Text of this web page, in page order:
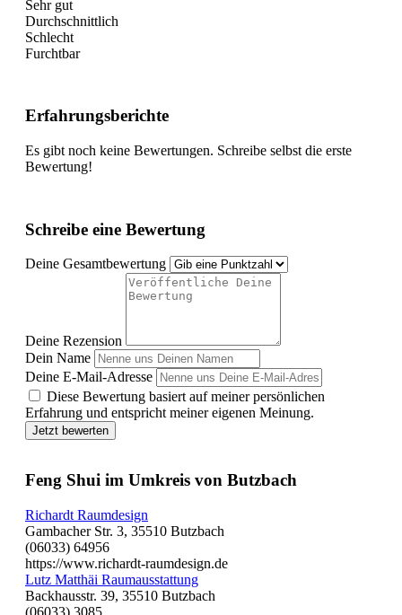
Sehr gut
Durchschnittlich
Schlecht
Furchtbar
Erfahrungsberichte
Es gibt noch keine Bewertungen. Schreibe selbst die erste
Bewertung!
Schreibe eine Bewertung
Deine Gesamtbewertung
Deine Rezension
Dein Name
Deine E-Mail-Adresse
Diese Bewertung basiert auf meiner persönlichen
Erfahrung und entspricht meiner eigenen Meinung.
Jetzt bewerten
Feng Shui im Umkreis von Butzbach
Richardt Raumdesign
Gambacher Str. 3, 35510 Butzbach
(06033) 64956
https://www.richardt-raumdesign.de
Lutz Matthäi Raumausstattung
Backhausstr. 39, 35510 Butzbach
(06033) 3085